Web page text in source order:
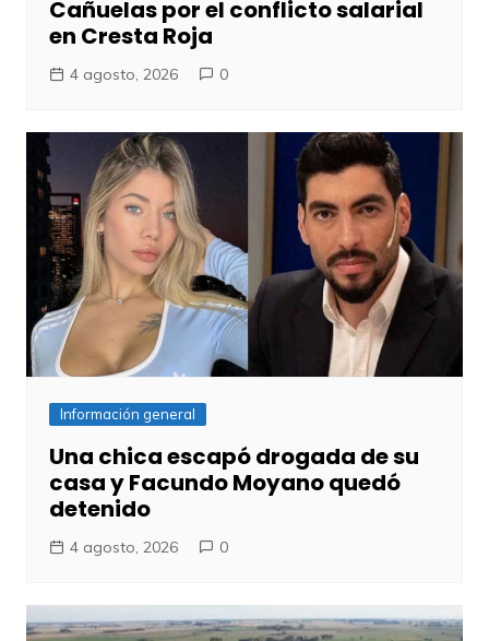
Cañuelas por el conflicto salarial
en Cresta Roja
4 agosto, 2026 0
Información general
Una chica escapó drogada de su
casa y Facundo Moyano quedó
detenido
4 agosto, 2026 0